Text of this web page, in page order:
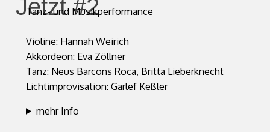
Jetzt #2
Tanz- und Musikperformance
Violine: Hannah Weirich
Akkordeon: Eva Zöllner
Tanz: Neus Barcons Roca, Britta Lieberknecht
Lichtimprovisation: Garlef Keßler
mehr Info